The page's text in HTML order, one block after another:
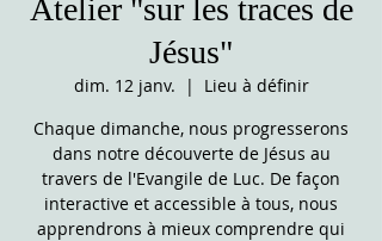
Atelier "sur les traces de
Jésus"
dim. 12 janv.
  |
Lieu à définir
Chaque dimanche, nous progresserons
dans notre découverte de Jésus au
travers de l'Evangile de Luc. De façon
interactive et accessible à tous, nous
apprendrons à mieux comprendre qui